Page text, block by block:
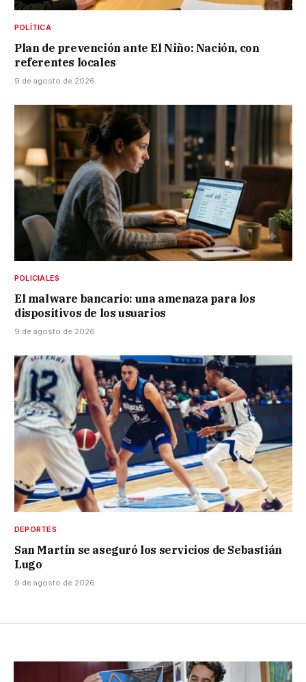
POLÍTICA
Plan de prevención ante El Niño: Nación, con
referentes locales
9 de agosto de 2026
POLICIALES
El malware bancario: una amenaza para los
dispositivos de los usuarios
9 de agosto de 2026
DEPORTES
San Martín se aseguró los servicios de Sebastián
Lugo
9 de agosto de 2026